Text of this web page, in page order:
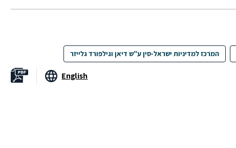
המרכז למדיניות ישראל-סין ע"ש דיאן וגילפורד גלייזר
English